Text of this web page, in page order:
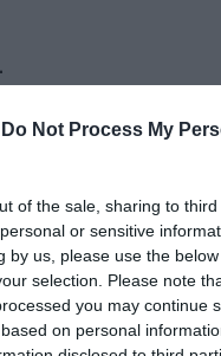
Do Not Process My
of the sale, sharing to
or sensitive
by us, please use the
selection. Please note
you may continue
on personal